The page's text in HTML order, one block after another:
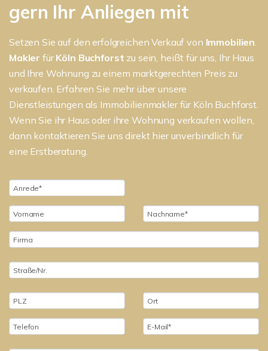
gern Ihr Anliegen mit
Setzen Sie auf den erfolgreichen Verkauf von Immobilien.
Makler fürKöln Buchforst zu sein, heißt für uns, Ihr Haus
und Ihre Wohnung zu einem marktgerechten Preis zu
verkaufen. Erfahren Sie mehr über unsere
Dienstleistungen als Immobilienmakler für Köln Buchforst.
Wenn Sie ihr Haus oder ihre Wohnung verkaufen wollen,
dann kontaktieren Sie uns direkt hier unverbindlich für
eine Erstberatung.